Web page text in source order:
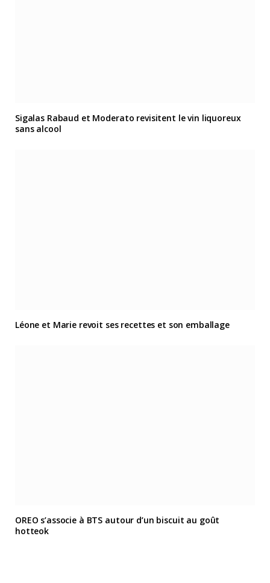
Sigalas Rabaud et Moderato revisitent le vin liquoreux
sans alcool
Léone et Marie revoit ses recettes et son emballage
OREO s’associe à BTS autour d’un biscuit au goût
hotteok